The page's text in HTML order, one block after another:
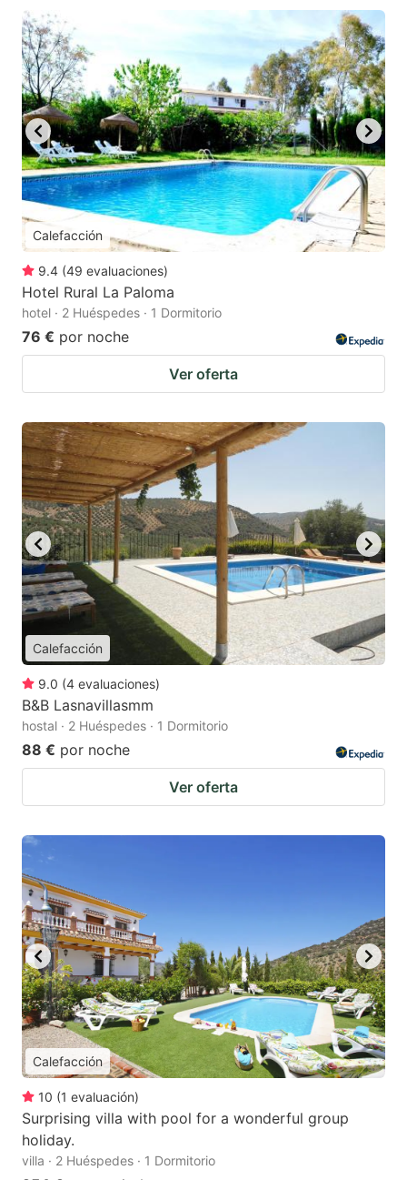
Calefacción
9.4 (49 evaluaciones)
Hotel Rural La Paloma
hotel · 2 Huéspedes · 1 Dormitorio
76 € por noche
Ver oferta
Calefacción
9.0 (4 evaluaciones)
B&B Lasnavillasmm
hostal · 2 Huéspedes · 1 Dormitorio
88 € por noche
Ver oferta
Calefacción
10 (1 evaluación)
Surprising villa with pool for a wonderful group
holiday.
villa · 2 Huéspedes · 1 Dormitorio